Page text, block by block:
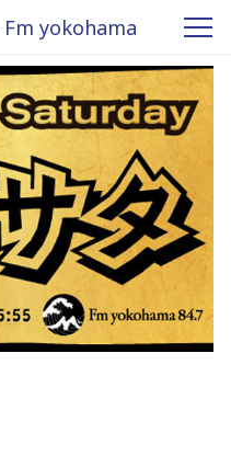
yokohama